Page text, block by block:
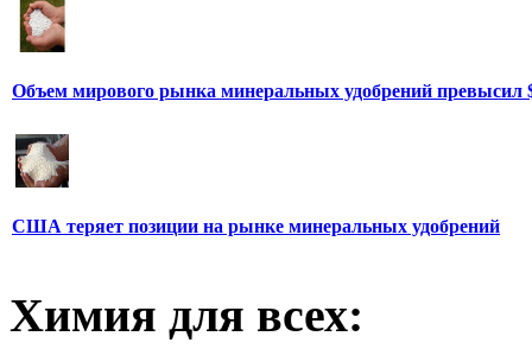
Объем мирового рынка минеральных удобрений превысил
США теряет позиции на рынке минеральных удобрений
Химия для всех: